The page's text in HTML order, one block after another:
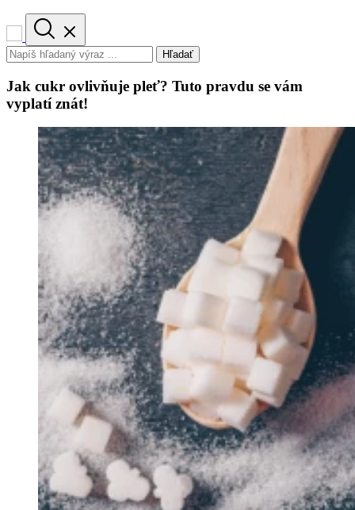
Hľadať
Jak cukr ovlivňuje pleť? Tuto pravdu se vám
vyplatí znát!